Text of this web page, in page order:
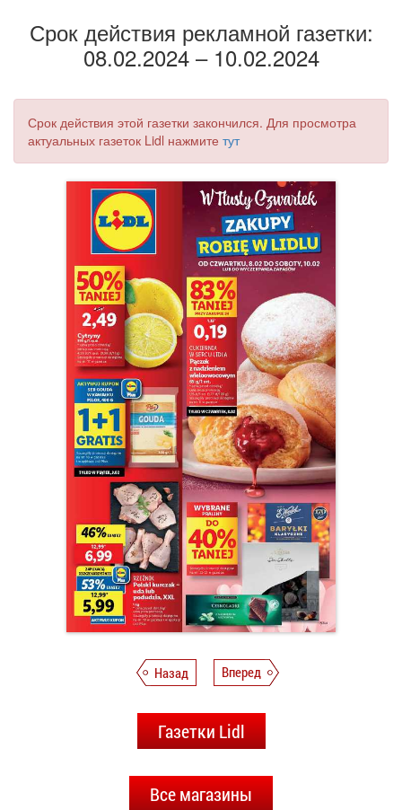
Срок действия рекламной газетки:
08.02.2024 – 10.02.2024
Срок действия этой газетки закончился. Для просмотра
актуальных газеток Lidl нажмите тут
Назад Вперед
Газетки Lidl
Все магазины